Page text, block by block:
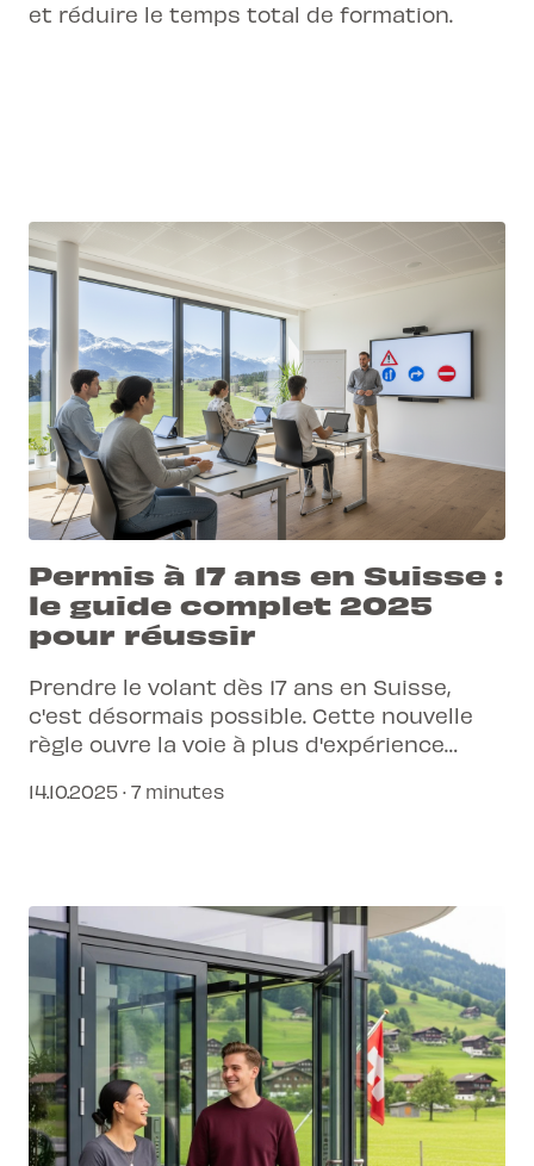
et réduire le temps total de formation.
Permis à 17 ans en Suisse :
le guide complet 2025
pour réussir
Prendre le volant dès 17 ans en Suisse,
c'est désormais possible. Cette nouvelle
règle ouvre la voie à plus d'expérience
des conditions précises. Découvre
14.10.2025 · 7 minutes